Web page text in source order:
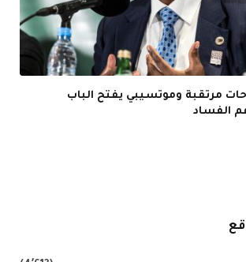
مرتقبة وموتسيبي يفتح الباب
الفساد